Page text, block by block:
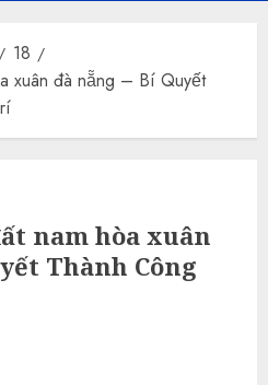
18
xuân đà nẵng – Bí Quyết
nam hòa xuân
Thành Công